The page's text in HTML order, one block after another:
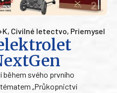
, Civilné letectvo, Priemysel
během svého prvního
„Průkopnictví